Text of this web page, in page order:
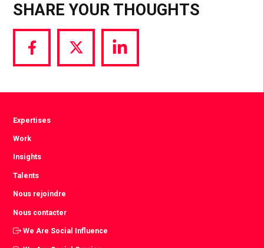
SHARE YOUR THOUGHTS
Share
via
Share
via
Share
via
Expertises
Work
Insights
Talents
Nous rejoindre
Nous contacter
We Are Social Influence